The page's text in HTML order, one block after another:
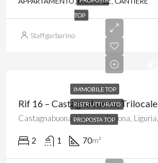
TOP
Staffgarbarino
IMMOBILE TOP
RISTRUTTURATO
PROPOSTA TOP
Castagnabuona, Varazze, Savona,
2 1 70m²